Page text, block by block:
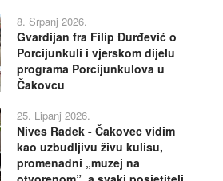
8. Srpanj 2026.
Gvardijan fra Filip Đurđević o
Porcijunkuli i vjerskom dijelu
programa Porcijunkulova u
Čakovcu
25. Lipanj 2026.
Nives Radek - Čakovec vidim
kao uzbudljivu živu kulisu,
promenadni „muzej na